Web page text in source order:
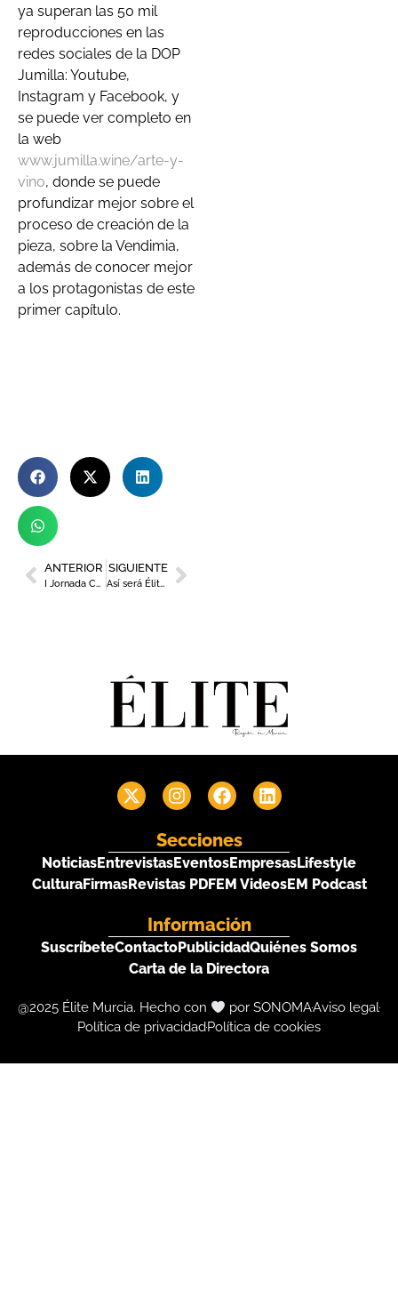
ya superan las 50 mil
reproducciones en las
redes sociales de la DOP
Jumilla: Youtube,
Instagram y Facebook, y
se puede ver completo en
la web
www.jumilla.wine/arte-y-
vino, donde se puede
profundizar mejor sobre el
proceso de creación de la
pieza, sobre la Vendimia,
además de conocer mejor
a los protagonistas de este
primer capítulo.
ANTERIOR
I Jornada Cátedra Mujer Empresaria y Directiva
SIGUIENTE
Así será Élite Mujer Summit 2023
Secciones
NoticiasEntrevistasEventosEmpresasLifestyle
CulturaFirmasRevistas PDFEM VideosEM Podcast
Información
SuscríbeteContactoPublicidadQuiénes Somos
Carta de la Directora
@2025 Élite Murcia. Hecho con por SONOMAAviso legal
Política de privacidadPolítica de cookies